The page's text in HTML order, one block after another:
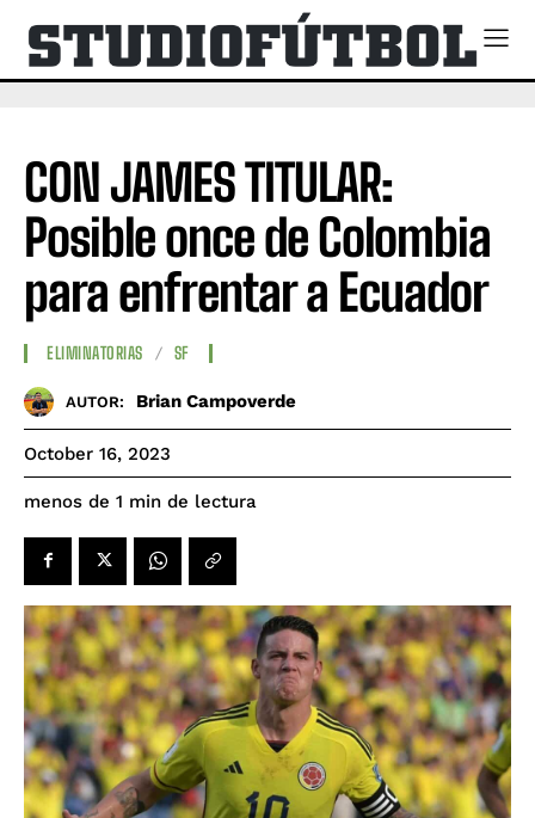
CON JAMES TITULAR:
Posible once de Colombia
para enfrentar a Ecuador
ELIMINATORIAS SF
AUTOR: Brian Campoverde
October 16, 2023
menos de 1 min de lectura